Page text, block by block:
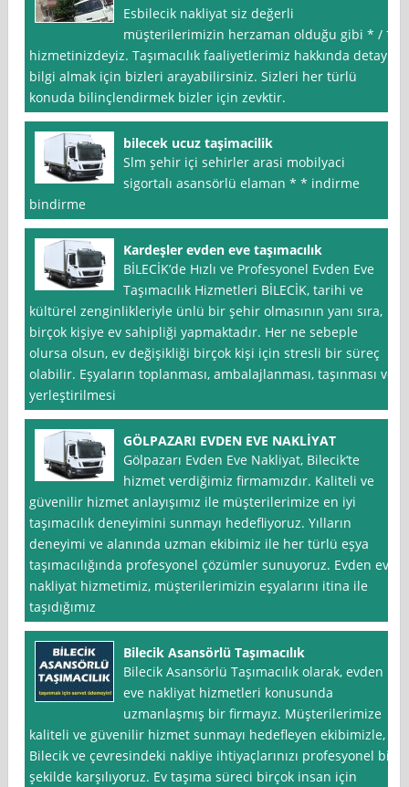
Esbilecik nakliyat siz değerli
müşterilerimizin herzaman olduğu gibi * / *
hizmetinizdeyiz. Taşımacılık faaliyetlerimiz hakkında detaylı
bilgi almak için bizleri arayabilirsiniz. Sizleri her türlü
konuda bilinçlendirmek bizler için zevktir.
bilecek ucuz taşimacilik
Slm şehir içi sehirler arasi mobilyaci
sigortalı asansörlü elaman * * indirme
bindirme
Kardeşler evden eve taşımacılık
BİLECİK’de Hızlı ve Profesyonel Evden Eve
Taşımacılık Hizmetleri BİLECİK, tarihi ve
kültürel zenginlikleriyle ünlü bir şehir olmasının yanı sıra,
birçok kişiye ev sahipliği yapmaktadır. Her ne sebeple
olursa olsun, ev değişikliği birçok kişi için stresli bir süreç
olabilir. Eşyaların toplanması, ambalajlanması, taşınması ve
yerleştirilmesi
GÖLPAZARI EVDEN EVE NAKLİYAT
Gölpazarı Evden Eve Nakliyat, Bilecik‘te
hizmet verdiğimiz firmamızdır. Kaliteli ve
güvenilir hizmet anlayışımız ile müşterilerimize en iyi
taşımacılık deneyimini sunmayı hedefliyoruz. Yılların
deneyimi ve alanında uzman ekibimiz ile her türlü eşya
taşımacılığında profesyonel çözümler sunuyoruz. Evden eve
nakliyat hizmetimiz, müşterilerimizin eşyalarını itina ile
taşıdığımız
Bilecik Asansörlü Taşımacılık
Bilecik Asansörlü Taşımacılık olarak, evden
eve nakliyat hizmetleri konusunda
uzmanlaşmış bir firmayız. Müşterilerimize
kaliteli ve güvenilir hizmet sunmayı hedefleyen ekibimizle,
Bilecik ve çevresindeki nakliye ihtiyaçlarınızı profesyonel bir
şekilde karşılıyoruz. Ev taşıma süreci birçok insan için